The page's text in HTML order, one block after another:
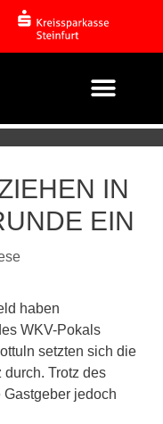
IN
EIN
haben
WKV-Pokals
setzten sich die
Trotz des
jedoch